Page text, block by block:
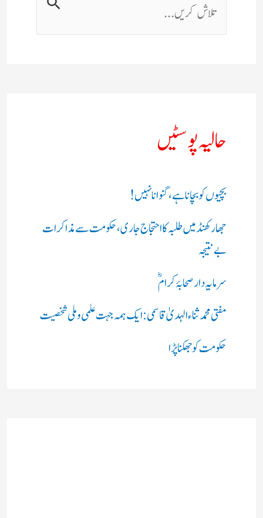
حالیہ پوسٹیں
بچیوں کو بچانا ہے، گنوانا نہیں!
جھارکھنڈ میں طلبہ کا احتجاج جاری، حکومت سے مذاکرات
بے نتیجہ
سرمایہ دار صحابۂ کرامؓ
مفتی محمد ثناء الہدیٰ قاسمی: ایک ہمہ جہت علمی و ملی شخصیت
حکومت کو جھکنا پڑا